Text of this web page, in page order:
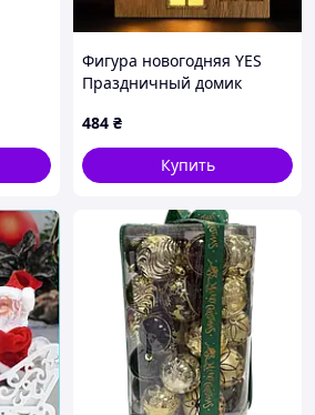
Фигура новогодняя YES
Праздничный домик
484 ₴
Купить